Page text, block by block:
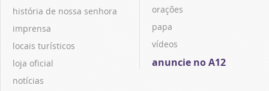
história de nossa senhora
imprensa
locais turísticos
loja oficial
notícias
orações
papa
vídeos
anuncie no A12